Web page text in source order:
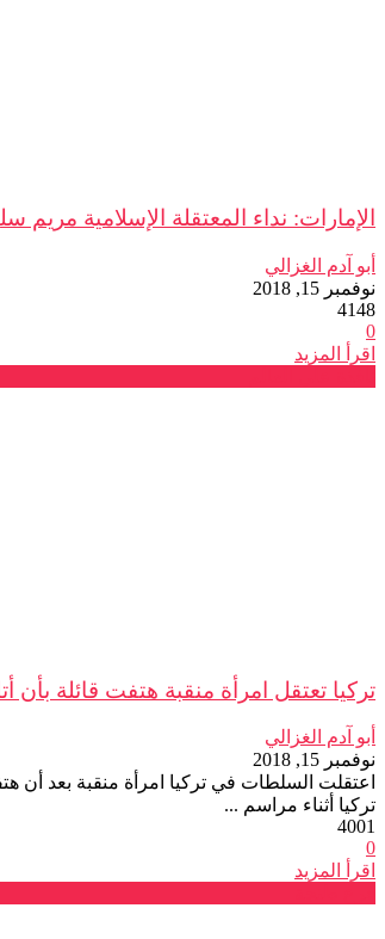
الإمارات: نداء المعتقلة الإسلامية
أبو آدم الغزالي
نوفمبر 15, 2018
4148
0
اقرأ المزيد
تركيا تعتقل امرأة منقبة هتفت قائلة بأن
أبو آدم الغزالي
نوفمبر 15, 2018
تركيا أثناء مراسم ...
4001
0
اقرأ المزيد